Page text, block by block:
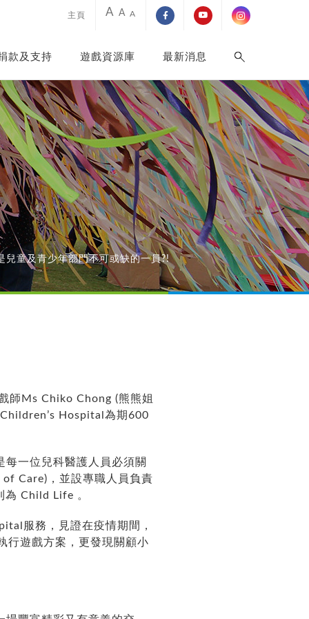
主頁 A A A
款及支持 遊戲資源庫 最新消息
兒童及青少年部門不可或缺的一員?!
師Ms Chiko Chong (熊熊姐
Hospital為期600
一位兒科醫護人員必須關
Care)，並設專職人員負責
為 Child Life 。
服務，見證在疫情期間，
行遊戲方案，更發現關顧小